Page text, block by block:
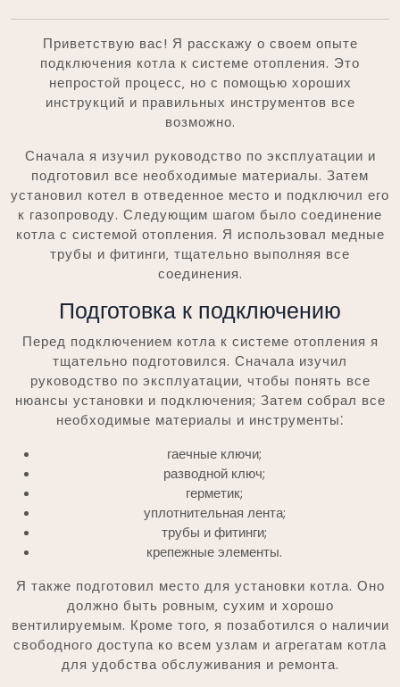
Приветствую вас! Я расскажу о своем опыте
подключения котла к системе отопления. Это
непростой процесс‚ но с помощью хороших
инструкций и правильных инструментов все
возможно.
Сначала я изучил руководство по эксплуатации и
подготовил все необходимые материалы. Затем
установил котел в отведенное место и подключил его
к газопроводу. Следующим шагом было соединение
котла с системой отопления. Я использовал медные
трубы и фитинги‚ тщательно выполняя все
соединения.
Подготовка к подключению
Перед подключением котла к системе отопления я
тщательно подготовился. Сначала изучил
руководство по эксплуатации‚ чтобы понять все
нюансы установки и подключения; Затем собрал все
необходимые материалы и инструменты⁚
гаечные ключи;
разводной ключ;
герметик;
уплотнительная лента;
трубы и фитинги;
крепежные элементы.
Я также подготовил место для установки котла. Оно
должно быть ровным‚ сухим и хорошо
вентилируемым. Кроме того‚ я позаботился о наличии
свободного доступа ко всем узлам и агрегатам котла
для удобства обслуживания и ремонта.